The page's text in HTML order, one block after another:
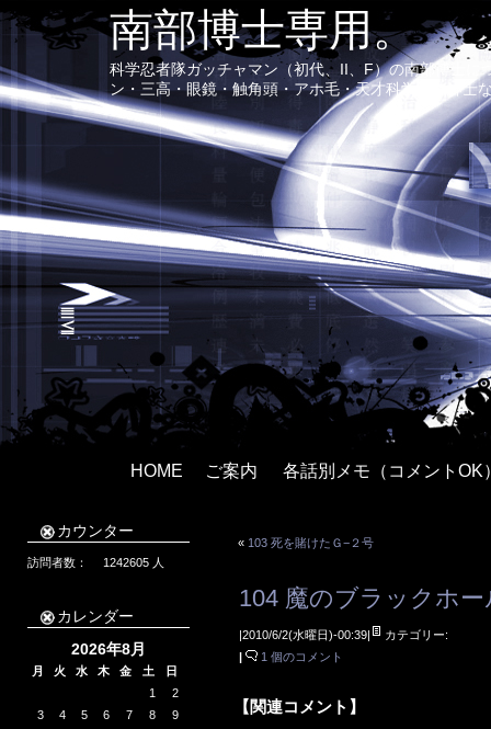
南部博士専用。
科学忍者隊ガッチャマン（初代、II、F）の南部博士
ン・三高・眼鏡・触角頭・アホ毛・天才科学者で紳士
HOME ご案内 各話別メモ（コメントOK
カウンター
訪問者数： 1242605人
カレンダー
2026年8月
月 火 水 木 金 土
日
1
2
3
4 5 6 7 8
9
« 103 死を賭けたＧ−２号
104 魔のブラックホ
|2010/6/2(水曜日)-00:39|
カテゴリー:
|
1 個のコメント
【関連コメント】